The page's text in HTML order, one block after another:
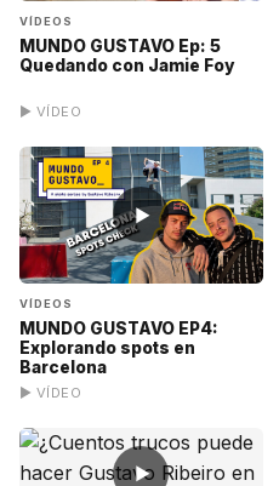
VÍDEOS
MUNDO GUSTAVO Ep: 5
Quedando con Jamie Foy
▶ VÍDEO
▶
VÍDEOS
MUNDO GUSTAVO EP4:
Explorando spots en
Barcelona
▶ VÍDEO
▶